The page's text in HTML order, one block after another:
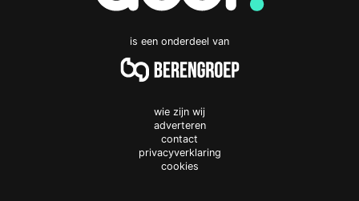
is een onderdeel van
wie zijn wij
adverteren
contact
privacyverklaring
cookies